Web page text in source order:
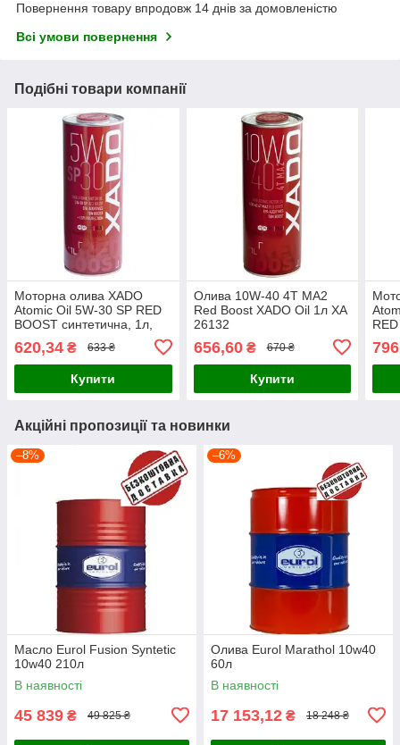
Повернення товару впродовж 14 днів за домовленістю
Всі умови повернення
Подібні товари компанії
Моторна олива XADO
Atomic Oil 5W-30 SP RED
BOOST синтетична, 1л,
620,34 ₴ 633 ₴
Купити
Олива 10W-40 4T MA2
Red Boost XADO Oil 1л ХА
26132
656,60₴ 670 ₴
Купити
Акційні пропозиції та новинки
–8%
Масло Eurol Fusion Syntetic
10w40 210л
В наявності
45 839 ₴ 49 825 ₴
–6%
Олива Eurol Marathol 10w40
60л
В наявності
17 153,12 ₴ 18 248 ₴